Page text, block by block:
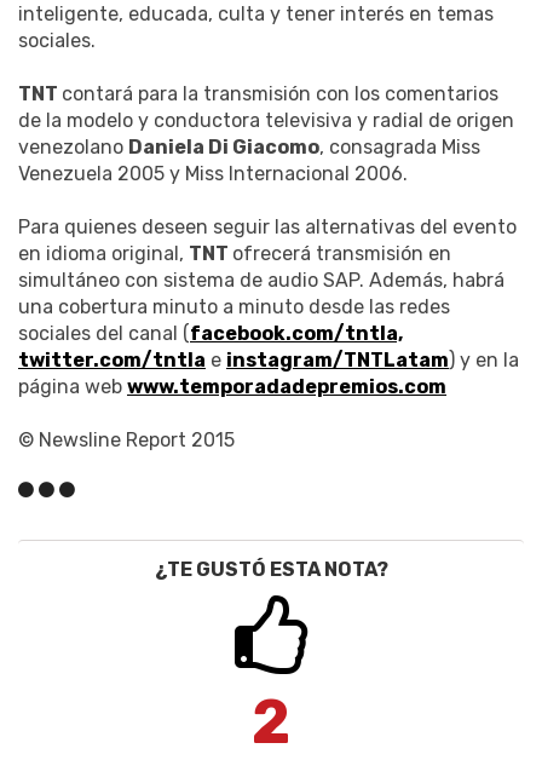
inteligente, educada, culta y tener interés en temas
sociales.
TNT contará para la transmisión con los comentarios
de la modelo y conductora televisiva y radial de origen
venezolano Daniela Di Giacomo, consagrada Miss
Venezuela 2005 y Miss Internacional 2006.
Para quienes deseen seguir las alternativas del evento
en idioma original, TNT ofrecerá transmisión en
simultáneo con sistema de audio SAP. Además, habrá
una cobertura minuto a minuto desde las redes
sociales del canal (facebook.com/tntla,
twitter.com/tntla e instagram/TNTLatam) y en la
página web www.temporadadepremios.com
© Newsline Report 2015
¿TE GUSTÓ ESTA NOTA?
2